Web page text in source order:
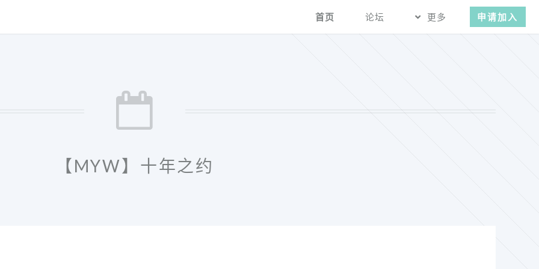
首页 论坛 更多 申请加入
【MYW】十年之约